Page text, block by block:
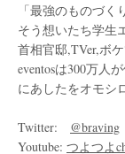
「最強のものづく
そう想いたち学生
首相官邸,TVer,ボ
eventosは300万人
にあしたをオモシ
Twitter: @braving
Youtube: つよつよ